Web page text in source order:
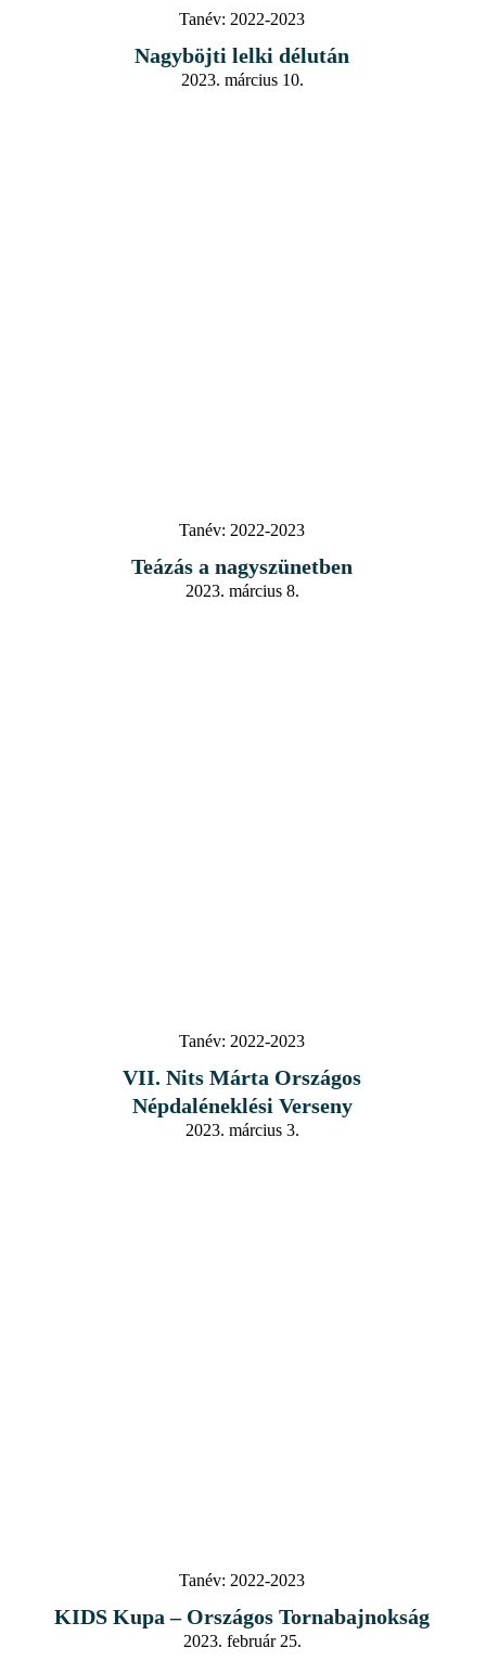
Tanév: 2022-2023
Nagyböjti lelki délután
2023. március 10.
Tanév: 2022-2023
Teázás a nagyszünetben
2023. március 8.
Tanév: 2022-2023
VII. Nits Márta Országos
Népdaléneklési Verseny
2023. március 3.
Tanév: 2022-2023
KIDS Kupa – Országos Tornabajnokság
2023. február 25.